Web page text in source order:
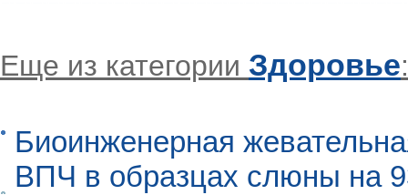
Еще из категории Здоровье:
Биоинженерная
ВПЧ в образцах слюны на